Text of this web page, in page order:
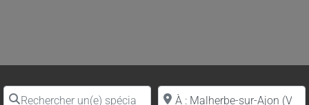
Rechercher un(e) spécialiste par nomProche de (ville ou région)